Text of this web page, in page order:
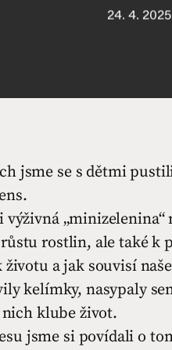
24. 4. 2025
jsme se s dětmi
výživná
rostlin, ale také k
a jak souvisí
kelímky, nasypaly
nich klube život.
jsme si povídali o